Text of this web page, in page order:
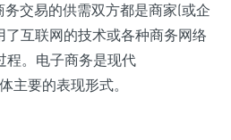
交易的供需双方都是商家(或企
了互联网的技术或各种商务网络
程。电子商务是现代
主要的表现形式。